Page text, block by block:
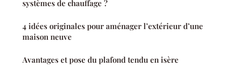
systèmes de chauffage ?
4 idées originales pour aménager l’extérieur d’une
maison neuve
Avantages et pose du plafond tendu en isère